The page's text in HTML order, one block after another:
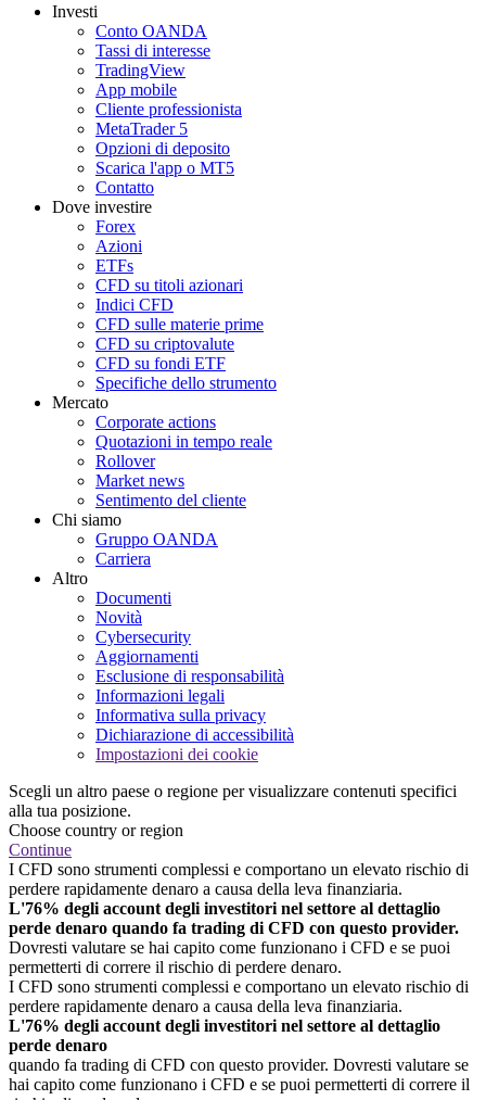
Investi
Conto OANDA
Tassi di interesse
TradingView
App mobile
Cliente professionista
MetaTrader 5
Opzioni di deposito
Scarica l'app o MT5
Contatto
Dove investire
Forex
Azioni
ETFs
CFD su titoli azionari
Indici CFD
CFD sulle materie prime
CFD su criptovalute
CFD su fondi ETF
Specifiche dello strumento
Mercato
Corporate actions
Quotazioni in tempo reale
Rollover
Market news
Sentimento del cliente
Chi siamo
Gruppo OANDA
Carriera
Altro
Documenti
Novità
Cybersecurity
Aggiornamenti
Esclusione di responsabilità
Informazioni legali
Informativa sulla privacy
Dichiarazione di accessibilità
Impostazioni dei cookie
Scegli un altro paese o regione per visualizzare contenuti specifici
alla tua posizione.
Choose country or region
Continue
I CFD sono strumenti complessi e comportano un elevato rischio di
perdere rapidamente denaro a causa della leva finanziaria.
L'76% degli account degli investitori nel settore al dettaglio
perde denaro quando fa trading di CFD con questo provider.
Dovresti valutare se hai capito come funzionano i CFD e se puoi
permetterti di correre il rischio di perdere denaro.
I CFD sono strumenti complessi e comportano un elevato rischio di
perdere rapidamente denaro a causa della leva finanziaria.
L'76% degli account degli investitori nel settore al dettaglio
perde denaro
quando fa trading di CFD con questo provider. Dovresti valutare se
hai capito come funzionano i CFD e se puoi permetterti di correre il